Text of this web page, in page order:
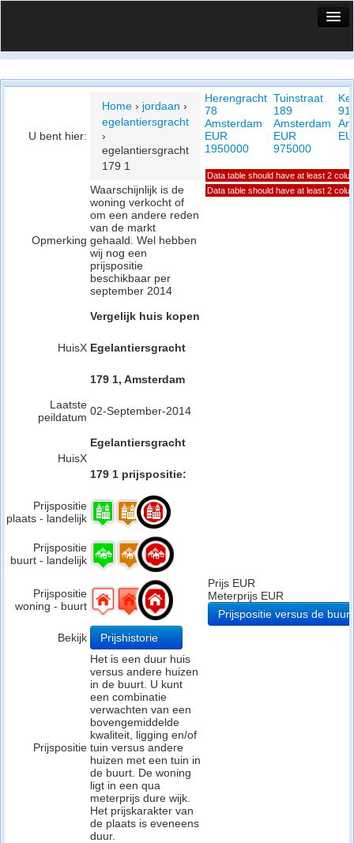
Vergelijk prijsposities - wijk
Nieuws
U bent hier:
Home › jordaan ›
egelantiersgracht
›
egelantiersgracht
179 1
Opmerking
Waarschijnlijk is de
woning verkocht of
om een andere reden
van de markt
gehaald. Wel hebben
wij nog een
prijspositie
beschikbaar per
september 2014
HuisX
Vergelijk huis kopen
Egelantiersgracht
179 1, Amsterdam
Laatste
peildatum 02-September-2014
HuisX
Egelantiersgracht
179 1 prijspositie:
Prijspositie
plaats - landelijk
Prijspositie
buurt - landelijk
Prijspositie
woning - buurt
Bekijk Prijshistorie
Prijspositie
Het is een duur huis
versus andere huizen
in de buurt. U kunt
een combinatie
verwachten van een
bovengemiddelde
kwaliteit, ligging en/of
tuin versus andere
huizen met een tuin in
de buurt. De woning
ligt in een qua
meterprijs dure wijk.
Het prijskarakter van
de plaats is eveneens
duur.
Herengracht
78
Amsterdam
EUR
1950000
Tuinstraat
189
Amsterdam
EUR
975000
91
Data table should have at least 2
Data table should have at least 2
Prijs EUR
Meterprijs EUR
Prijspositie versus de buurt